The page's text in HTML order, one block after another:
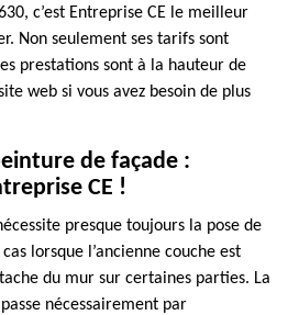
c’est Entreprise CE le meilleur
Non seulement ses tarifs sont
prestations sont à la hauteur de
web si vous avez besoin de plus
de façade :
CE !
presque toujours la pose de
lorsque l’ancienne couche est
du mur sur certaines parties. La
nécessairement par